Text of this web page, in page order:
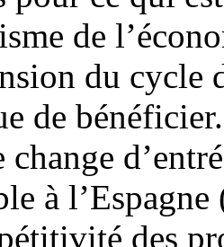
de
du cycle
de
change
à
des